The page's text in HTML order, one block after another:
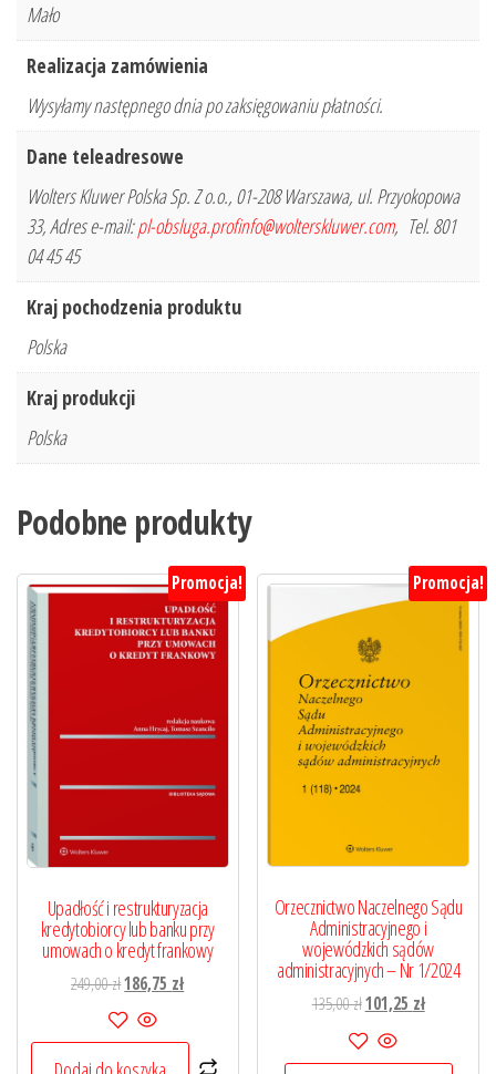
Mało
Realizacja zamówienia
Wysyłamy następnego dnia po zaksięgowaniu płatności.
Dane teleadresowe
Wolters Kluwer Polska Sp. Z o.o., 01-208 Warszawa, ul. Przyokopowa
33, Adres e-mail:pl-obsluga.profinfo@wolterskluwer.com, Tel. 801
04 45 45
Kraj pochodzenia produktu
Polska
Kraj produkcji
Polska
Podobne produkty
Promocja!
Upadłość i restrukturyzacja
kredytobiorcy lub banku przy
umowach o kredyt frankowy
249,00złPierwotna
cena
wynosiła:
249,00 zł.
186,75 złAktualna
186,75 zł.
Promocja!
Orzecznictwo Naczelnego Sądu
Administracyjnego i
wojewódzkich sądów
administracyjnych – Nr 1/2024
135,00złPierwotna
cena
wynosiła:
101,25 złAktualna